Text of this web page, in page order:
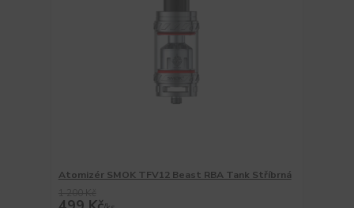
Atomizér SMOK TFV12 Beast RBA Tank Stříbrná